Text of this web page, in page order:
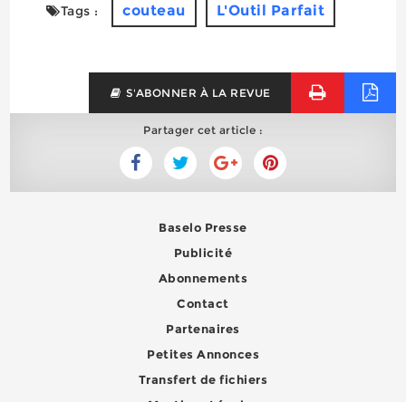
Tags : couteau L'Outil Parfait
S'ABONNER À LA REVUE
Partager cet article :
Baselo Presse
Publicité
Abonnements
Contact
Partenaires
Petites Annonces
Transfert de fichiers